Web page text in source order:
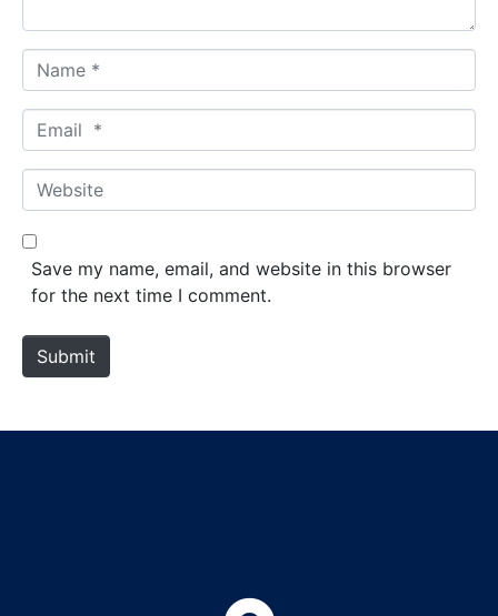
a
m
*
m
a
*
W
e
b
e
Save my name, email, and website in this browser
for the next time I comment.
Submit